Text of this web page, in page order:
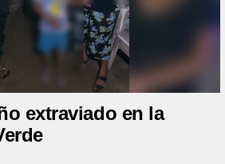
extraviado en la